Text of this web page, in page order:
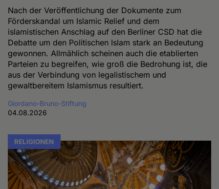
Nach der Veröffentlichung der Dokumente zum
Förderskandal um Islamic Relief und dem
islamistischen Anschlag auf den Berliner CSD hat die
Debatte um den Politischen Islam stark an Bedeutung
gewonnen. Allmählich scheinen auch die etablierten
Parteien zu begreifen, wie groß die Bedrohung ist, die
aus der Verbindung von legalistischem und
gewaltbereitem Islamismus resultiert.
Giordano-Bruno-Stiftung
04.08.2026
RELIGIONEN